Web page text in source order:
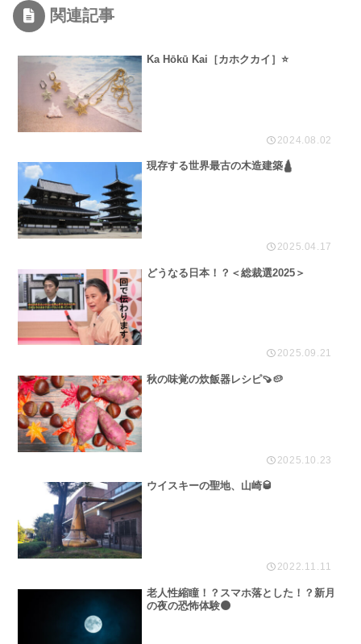
関連記事
Ka Hōkū Kai［カホクカイ］⭐
2024.08.02
現存する世界最古の木造建築🛕
2025.04.17
どうなる日本！？＜総裁選2025＞
2025.09.21
秋の味覚の炊飯器レシピ🍠🥔
2025.10.23
ウイスキーの聖地、山崎🥃
2022.11.11
老人性縮瞳！？スマホ落とした！？新月
の夜の恐怖体験🌑